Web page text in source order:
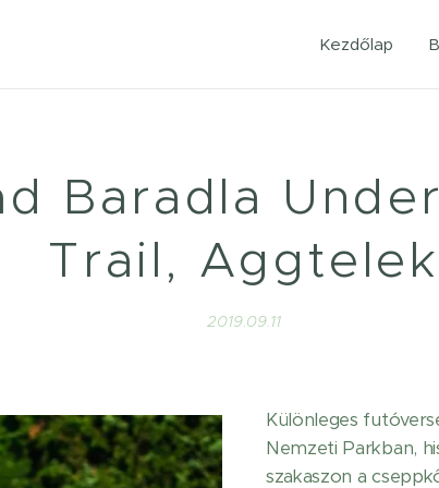
Kezdőlap
Baradla
Trail, Aggtelek
2019.09.11
Különleges
Nemzeti Parkban,
szakaszon a